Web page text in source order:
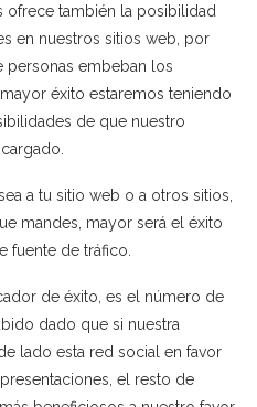
ofrece también la posibilidad
en nuestros sitios web, por
embeban los
éxito estaremos teniendo
de que nuestro
sea a tu sitio web o a otros sitios,
mandes, mayor será el éxito
fuente de tráfico.
de éxito, es el número de
dado que si nuestra
lado esta red social en favor
el resto de